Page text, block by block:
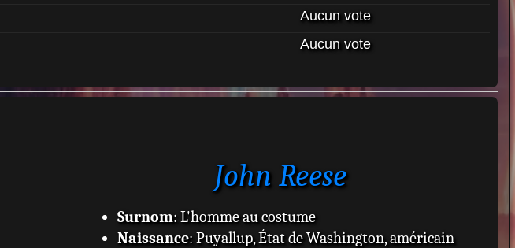
Aucun vote
Aucun vote
John Reese
Surnom: L'homme au costume
Naissance: Puyallup, État de Washington, américain